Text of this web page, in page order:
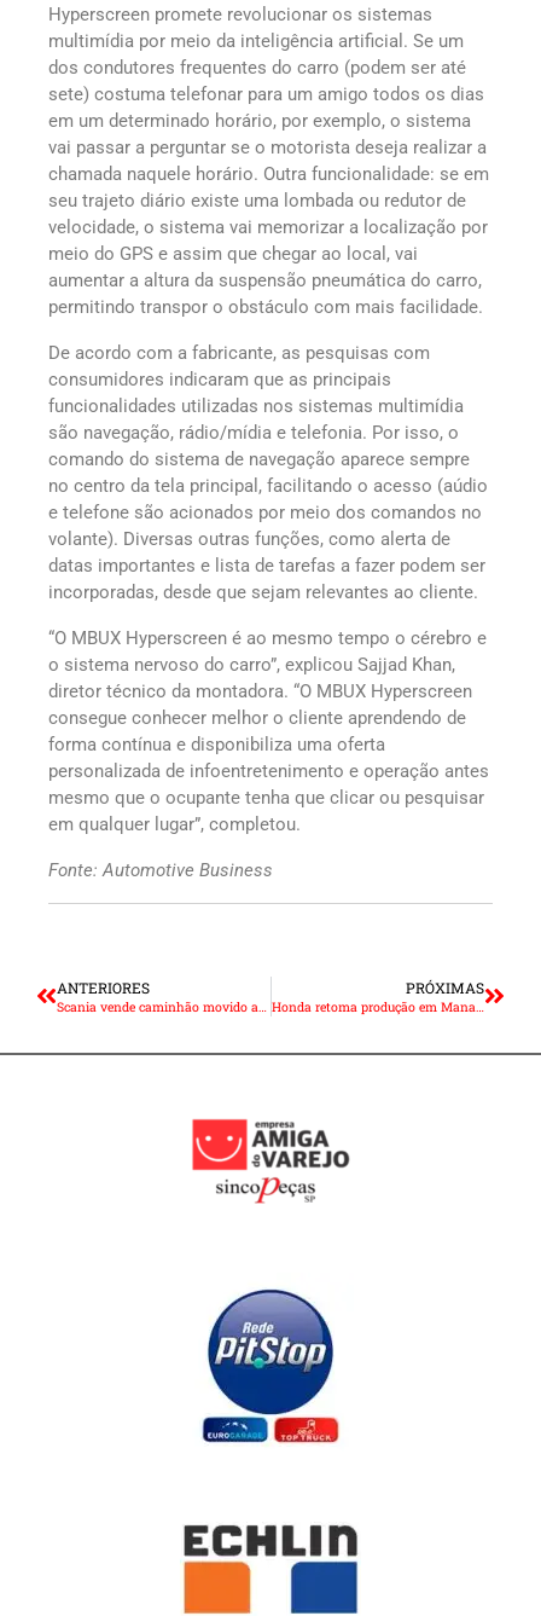
Hyperscreen promete revolucionar os sistemas
multimídia por meio da inteligência artificial. Se um
dos condutores frequentes do carro (podem ser até
sete) costuma telefonar para um amigo todos os dias
em um determinado horário, por exemplo, o sistema
vai passar a perguntar se o motorista deseja realizar a
chamada naquele horário. Outra funcionalidade: se em
seu trajeto diário existe uma lombada ou redutor de
velocidade, o sistema vai memorizar a localização por
meio do GPS e assim que chegar ao local, vai
aumentar a altura da suspensão pneumática do carro,
permitindo transpor o obstáculo com mais facilidade.
De acordo com a fabricante, as pesquisas com
consumidores indicaram que as principais
funcionalidades utilizadas nos sistemas multimídia
são navegação, rádio/mídia e telefonia. Por isso, o
comando do sistema de navegação aparece sempre
no centro da tela principal, facilitando o acesso (aúdio
e telefone são acionados por meio dos comandos no
volante). Diversas outras funções, como alerta de
datas importantes e lista de tarefas a fazer podem ser
incorporadas, desde que sejam relevantes ao cliente.
“O MBUX Hyperscreen é ao mesmo tempo o cérebro e
o sistema nervoso do carro”, explicou Sajjad Khan,
diretor técnico da montadora. “O MBUX Hyperscreen
consegue conhecer melhor o cliente aprendendo de
forma contínua e disponibiliza uma oferta
personalizada de infoentretenimento e operação antes
mesmo que o ocupante tenha que clicar ou pesquisar
em qualquer lugar”, completou.
Fonte: Automotive Business
ANTERIORES PRÓXIMAS